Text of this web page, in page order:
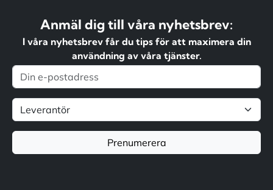
Anmäl dig till våra nyhetsbrev:
I våra nyhetsbrev får du tips för att maximera din
användning av våra tjänster.
Prenumerera